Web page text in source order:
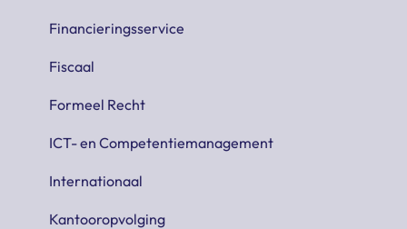
Financieringsservice
Fiscaal
Formeel Recht
ICT- en Competentiemanagement
Internationaal
Kantooropvolging